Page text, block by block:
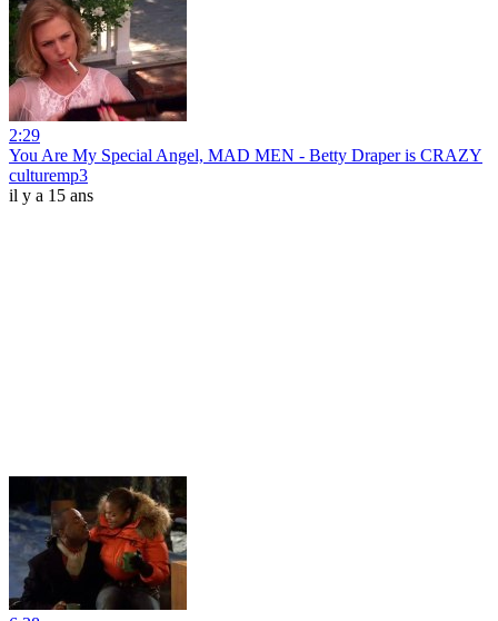
2:29
You Are My Special Angel, MAD MEN - Betty Draper is CRAZY
culturemp3
il y a 15 ans